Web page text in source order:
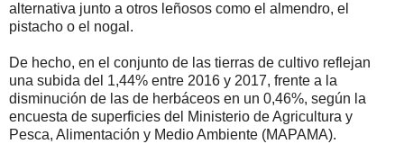
alternativa junto a otros leñosos como el almendro, el
pistacho o el nogal.
De hecho, en el conjunto de las tierras de cultivo reflejan
una subida del 1,44% entre 2016 y 2017, frente a la
disminución de las de herbáceos en un 0,46%, según la
encuesta de superficies del Ministerio de Agricultura y
Pesca, Alimentación y Medio Ambiente (MAPAMA).